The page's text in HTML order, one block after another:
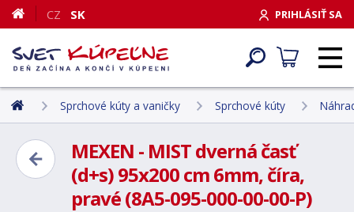
PRIHLÁSIŤ SA
CZ SK
Sprchové kúty a vaničky Sprchové kúty
MEXEN - MIST dverná časť
(d+s) 95x200 cm 6mm, číra,
pravé (8A5-095-000-00-00-P)